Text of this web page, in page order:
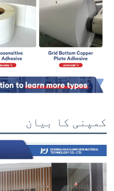
کمپنی کا بیان